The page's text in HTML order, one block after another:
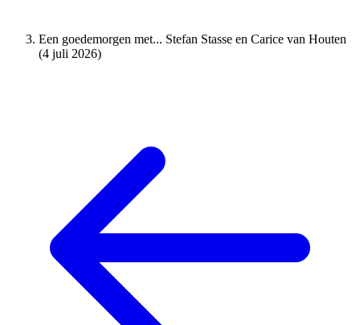
Een goedemorgen met... Stefan Stasse en Carice van Houten
(4 juli 2026)